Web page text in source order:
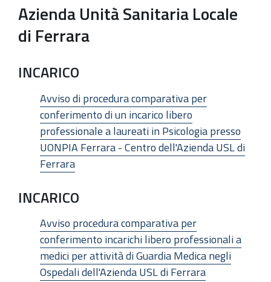
Azienda Unità Sanitaria Locale
di Ferrara
INCARICO
Avviso di procedura comparativa per
conferimento di un incarico libero
professionale a laureati in Psicologia presso
UONPIA Ferrara - Centro dell'Azienda USL di
Ferrara
INCARICO
Avviso procedura comparativa per
conferimento incarichi libero professionali a
medici per attività di Guardia Medica negli
Ospedali dell'Azienda USL di Ferrara